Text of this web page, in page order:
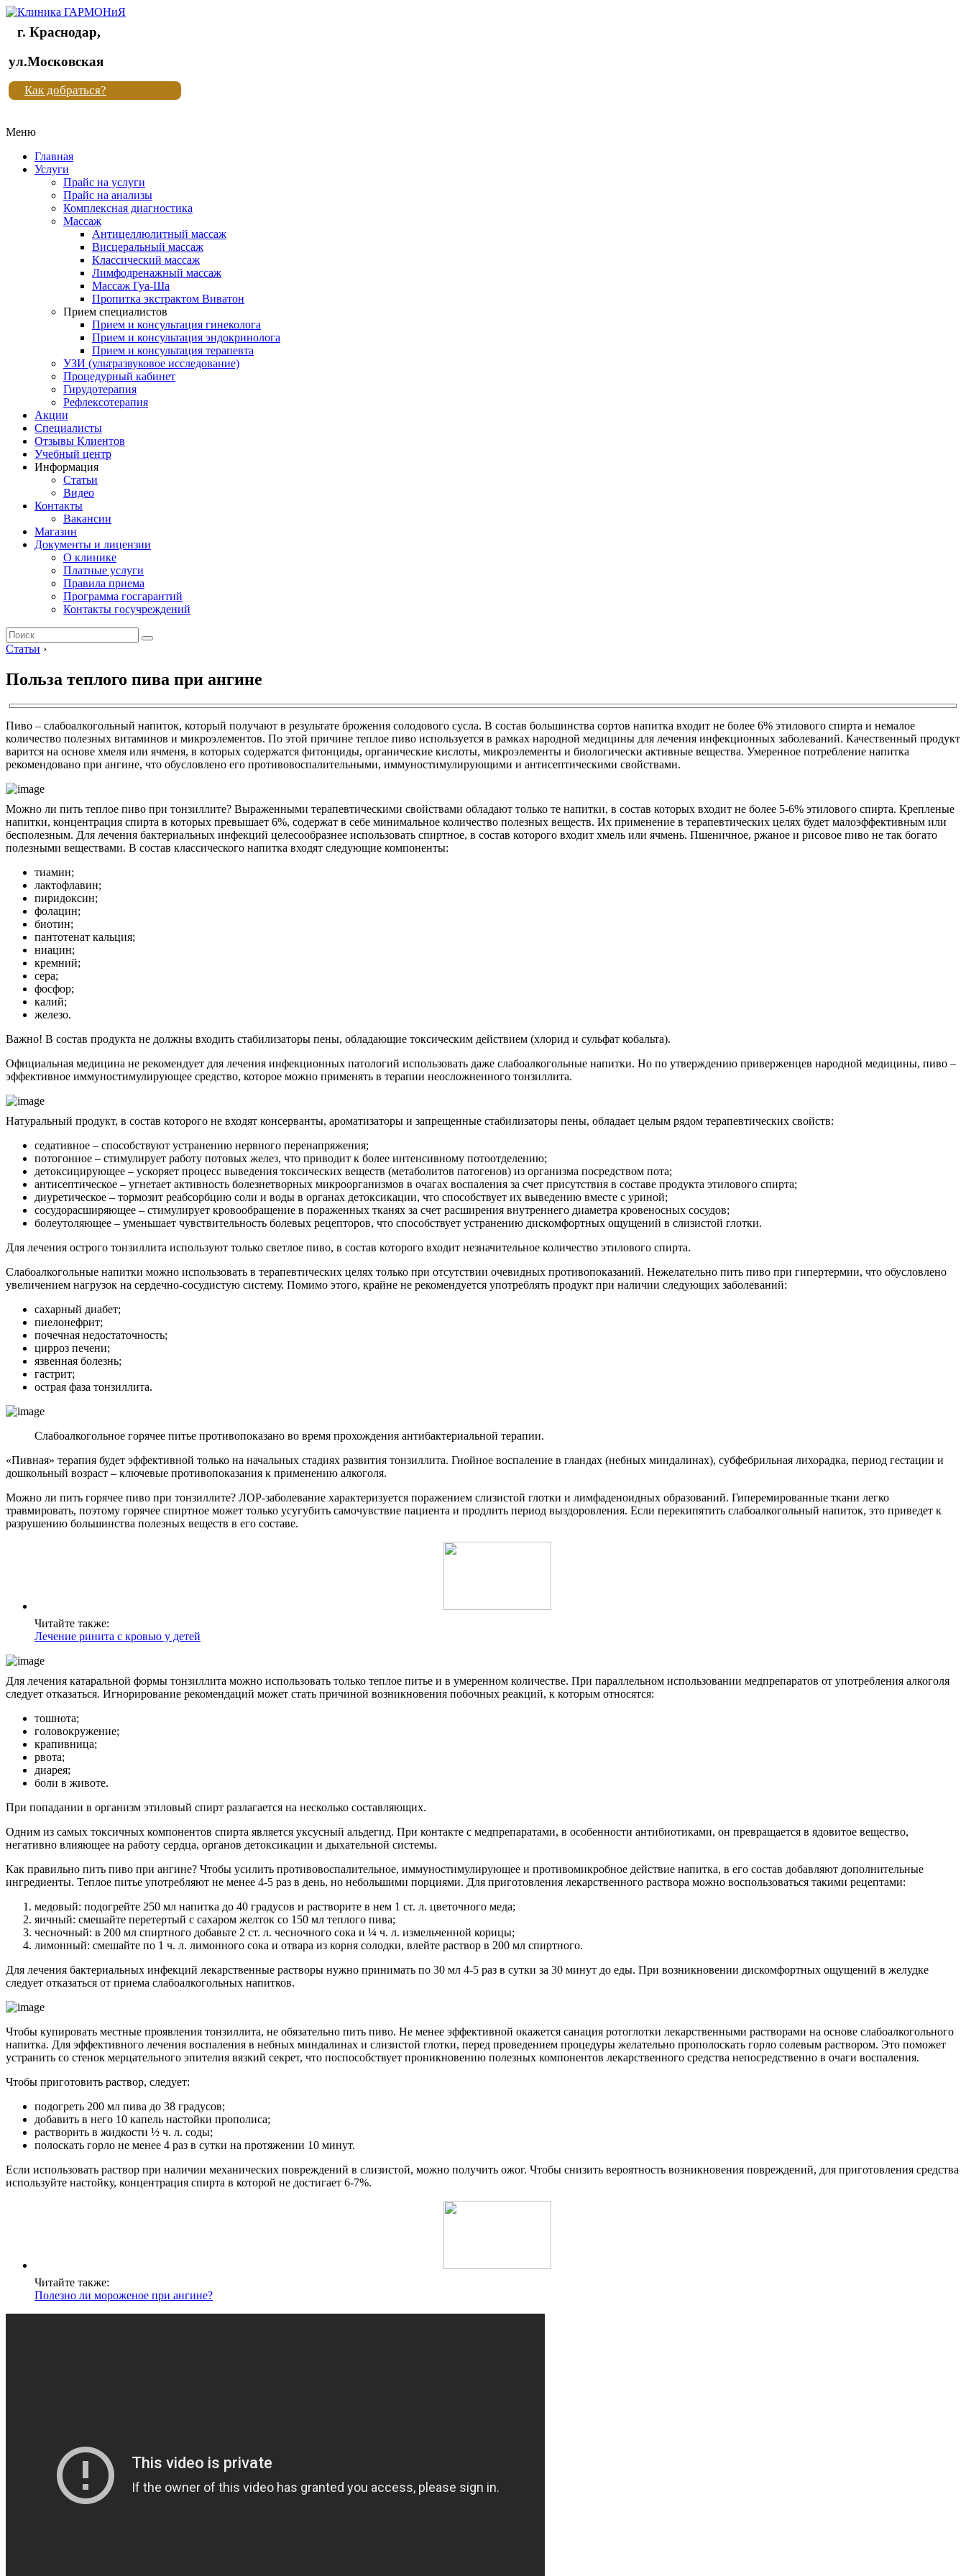
Клиника
"Новая
жизнь"
Клиника
жизнь"
г. Краснодар,
ул.Московская
Как добраться?
Меню
Главная
Услуги
Прайс на услуги
Прайс на анализы
Комплексная диагностика
Массаж
Антицеллюлитный массаж
Висцеральный массаж
Классический массаж
Лимфодренажный массаж
Массаж Гуа-Ша
Пропитка экстрактом Виватон
Прием специалистов
Прием и консультация гинеколога
Прием и консультация эндокринолога
Прием и консультация терапевта
УЗИ (ультразвуковое исследование)
Процедурный кабинет
Гирудотерапия
Рефлексотерапия
Акции
Специалисты
Отзывы Клиентов
Учебный центр
Информация
Статьи
Видео
Контакты
Вакансии
Магазин
Документы и лицензии
О клинике
Платные услуги
Правила приема
Программа госгарантий
Контакты госучреждений
Статьи ›
Польза теплого пива при ангине
Пиво – слабоалкогольный напиток, который получают в результате брожения солодового сусла. В состав большинства сортов напитка входит не более 6% этилового спирта и немалое
количество полезных витаминов и микроэлементов. По этой причине теплое пиво используется в рамках народной медицины для лечения инфекционных заболеваний. Качественный продукт
варится на основе хмеля или ячменя, в которых содержатся фитонциды, органические кислоты, микроэлементы и биологически активные вещества. Умеренное потребление напитка
рекомендовано при ангине, что обусловлено его противовоспалительными, иммуностимулирующими и антисептическими свойствами.
Можно ли пить теплое пиво при тонзиллите? Выраженными терапевтическими свойствами обладают только те напитки, в состав которых входит не более 5-6% этилового спирта. Крепленые
напитки, концентрация спирта в которых превышает 6%, содержат в себе минимальное количество полезных веществ. Их применение в терапевтических целях будет малоэффективным или
бесполезным. Для лечения бактериальных инфекций целесообразнее использовать спиртное, в состав которого входит хмель или ячмень. Пшеничное, ржаное и рисовое пиво не так богато
полезными веществами. В состав классического напитка входят следующие компоненты:
тиамин;
лактофлавин;
пиридоксин;
фолацин;
биотин;
пантотенат кальция;
ниацин;
кремний;
сера;
фосфор;
калий;
железо.
Важно! В состав продукта не должны входить стабилизаторы пены, обладающие токсическим действием (хлорид и сульфат кобальта).
Официальная медицина не рекомендует для лечения инфекционных патологий использовать даже слабоалкогольные напитки. Но по утверждению приверженцев народной медицины, пиво –
эффективное иммуностимулирующее средство, которое можно применять в терапии неосложненного тонзиллита.
Натуральный продукт, в состав которого не входят консерванты, ароматизаторы и запрещенные стабилизаторы пены, обладает целым рядом терапевтических свойств:
седативное – способствуют устранению нервного перенапряжения;
потогонное – стимулирует работу потовых желез, что приводит к более интенсивному потоотделению;
детоксицирующее – ускоряет процесс выведения токсических веществ (метаболитов патогенов) из организма посредством пота;
антисептическое – угнетает активность болезнетворных микроорганизмов в очагах воспаления за счет присутствия в составе продукта этилового спирта;
диуретическое – тормозит реабсорбцию соли и воды в органах детоксикации, что способствует их выведению вместе с уриной;
сосудорасширяющее – стимулирует кровообращение в пораженных тканях за счет расширения внутреннего диаметра кровеносных сосудов;
болеутоляющее – уменьшает чувствительность болевых рецепторов, что способствует устранению дискомфортных ощущений в слизистой глотки.
Для лечения острого тонзиллита используют только светлое пиво, в состав которого входит незначительное количество этилового спирта.
Слабоалкогольные напитки можно использовать в терапевтических целях только при отсутствии очевидных противопоказаний. Нежелательно пить пиво при гипертермии, что обусловлено
увеличением нагрузок на сердечно-сосудистую систему. Помимо этого, крайне не рекомендуется употреблять продукт при наличии следующих заболеваний:
сахарный диабет;
пиелонефрит;
почечная недостаточность;
цирроз печени;
язвенная болезнь;
гастрит;
острая фаза тонзиллита.
Слабоалкогольное горячее питье противопоказано во время прохождения антибактериальной терапии.
«Пивная» терапия будет эффективной только на начальных стадиях развития тонзиллита. Гнойное воспаление в гландах (небных миндалинах), субфебрильная лихорадка, период гестации и
дошкольный возраст – ключевые противопоказания к применению алкоголя.
Можно ли пить горячее пиво при тонзиллите? ЛОР-заболевание характеризуется поражением слизистой глотки и лимфаденоидных образований. Гиперемированные ткани легко
травмировать, поэтому горячее спиртное может только усугубить самочувствие пациента и продлить период выздоровления. Если перекипятить слабоалкогольный напиток, это приведет к
разрушению большинства полезных веществ в его составе.
Читайте также:
Лечение ринита с кровью у детей
Для лечения катаральной формы тонзиллита можно использовать только теплое питье и в умеренном количестве. При параллельном использовании медпрепаратов от употребления алкоголя
следует отказаться. Игнорирование рекомендаций может стать причиной возникновения побочных реакций, к которым относятся:
тошнота;
головокружение;
крапивница;
рвота;
диарея;
боли в животе.
При попадании в организм этиловый спирт разлагается на несколько составляющих.
Одним из самых токсичных компонентов спирта является уксусный альдегид. При контакте с медпрепаратами, в особенности антибиотиками, он превращается в ядовитое вещество,
негативно влияющее на работу сердца, органов детоксикации и дыхательной системы.
Как правильно пить пиво при ангине? Чтобы усилить противовоспалительное, иммуностимулирующее и противомикробное действие напитка, в его состав добавляют дополнительные
ингредиенты. Теплое питье употребляют не менее 4-5 раз в день, но небольшими порциями. Для приготовления лекарственного раствора можно воспользоваться такими рецептами:
медовый: подогрейте 250 мл напитка до 40 градусов и растворите в нем 1 ст. л. цветочного меда;
яичный: смешайте перетертый с сахаром желток со 150 мл теплого пива;
чесночный: в 200 мл спиртного добавьте 2 ст. л. чесночного сока и ¼ ч. л. измельченной корицы;
лимонный: смешайте по 1 ч. л. лимонного сока и отвара из корня солодки, влейте раствор в 200 мл спиртного.
Для лечения бактериальных инфекций лекарственные растворы нужно принимать по 30 мл 4-5 раз в сутки за 30 минут до еды. При возникновении дискомфортных ощущений в желудке
следует отказаться от приема слабоалкогольных напитков.
Чтобы купировать местные проявления тонзиллита, не обязательно пить пиво. Не менее эффективной окажется санация ротоглотки лекарственными растворами на основе слабоалкогольного
напитка. Для эффективного лечения воспаления в небных миндалинах и слизистой глотки, перед проведением процедуры желательно прополоскать горло солевым раствором. Это поможет
устранить со стенок мерцательного эпителия вязкий секрет, что поспособствует проникновению полезных компонентов лекарственного средства непосредственно в очаги воспаления.
Чтобы приготовить раствор, следует:
подогреть 200 мл пива до 38 градусов;
добавить в него 10 капель настойки прополиса;
растворить в жидкости ½ ч. л. соды;
полоскать горло не менее 4 раз в сутки на протяжении 10 минут.
Если использовать раствор при наличии механических повреждений в слизистой, можно получить ожог. Чтобы снизить вероятность возникновения повреждений, для приготовления средства
используйте настойку, концентрация спирта в которой не достигает 6-7%.
Читайте также:
Полезно ли мороженое при ангине?